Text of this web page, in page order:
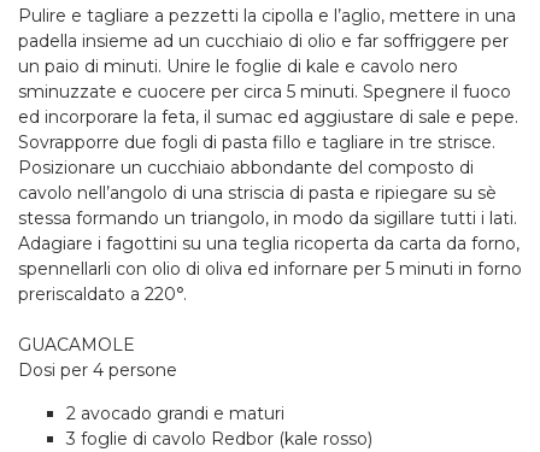
Pulire e tagliare a pezzetti la cipolla e l’aglio, mettere in una
padella insieme ad un cucchiaio di olio e far soffriggere per
un paio di minuti. Unire le foglie di kale e cavolo nero
sminuzzate e cuocere per circa 5 minuti. Spegnere il fuoco
ed incorporare la feta, il sumac ed aggiustare di sale e pepe.
Sovrapporre due fogli di pasta fillo e tagliare in tre strisce.
Posizionare un cucchiaio abbondante del composto di
cavolo nell’angolo di una striscia di pasta e ripiegare su sè
stessa formando un triangolo, in modo da sigillare tutti i lati.
Adagiare i fagottini su una teglia ricoperta da carta da forno,
spennellarli con olio di oliva ed infornare per 5 minuti in forno
preriscaldato a 220°.
GUACAMOLE
Dosi per 4 persone
2 avocado grandi e maturi
3 foglie di cavolo Redbor (kale rosso)